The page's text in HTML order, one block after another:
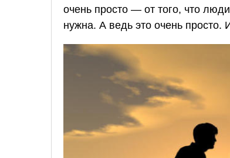
очень просто — от того, что
нужна. А ведь это очень просто.